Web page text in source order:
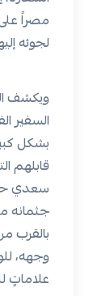
مصراً
لجوئه
ويكشف
السفير
بشكل
قابلهم
سعدي
جثمانه
بالقرب
وجهه،
علاماتٍ